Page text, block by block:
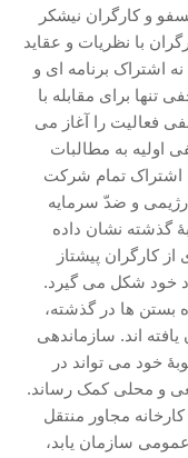
و کارگران نیشکر
با نظریات و عقاید
اشتراک برنامه ای و
تنها برای مقابله با
فعالیت را آغاز می
اولیه به مطالبات
تمام شرکت
و ضدّ سرمایه
گذشته نشان داده
کارگران پیشتاز
خود شکل می گیرد.
بستن ها در گذشته،
اند. سازماندهی
خود می تواند در
و محلی کمک رساند.
مجاور منتقل
سازمان یابد،